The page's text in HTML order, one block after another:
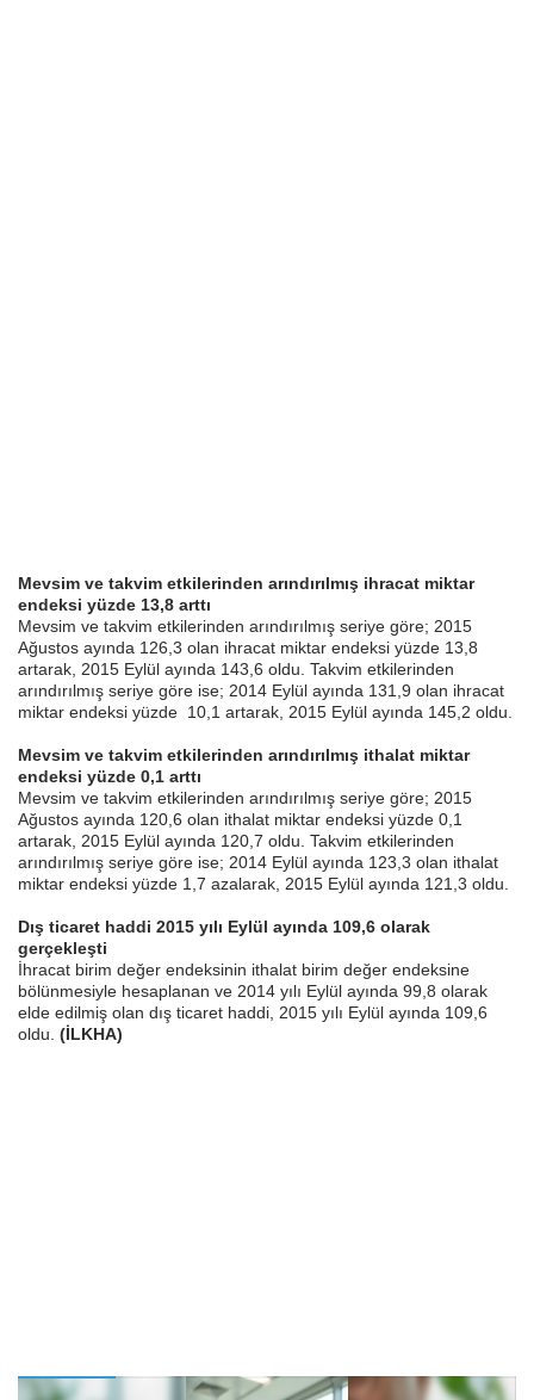
Mevsim ve takvim etkilerinden arındırılmış ihracat miktar
endeksi yüzde 13,8 arttı
Mevsim ve takvim etkilerinden arındırılmış seriye göre; 2015
Ağustos ayında 126,3 olan ihracat miktar endeksi yüzde 13,8
artarak, 2015 Eylül ayında 143,6 oldu. Takvim etkilerinden
arındırılmış seriye göre ise; 2014 Eylül ayında 131,9 olan ihracat
miktar endeksi yüzde 10,1 artarak, 2015 Eylül ayında 145,2 oldu.
Mevsim ve takvim etkilerinden arındırılmış ithalat miktar
endeksi yüzde 0,1 arttı
Mevsim ve takvim etkilerinden arındırılmış seriye göre; 2015
Ağustos ayında 120,6 olan ithalat miktar endeksi yüzde 0,1
artarak, 2015 Eylül ayında 120,7 oldu. Takvim etkilerinden
arındırılmış seriye göre ise; 2014 Eylül ayında 123,3 olan ithalat
miktar endeksi yüzde 1,7 azalarak, 2015 Eylül ayında 121,3 oldu.
Dış ticaret haddi 2015 yılı Eylül ayında 109,6 olarak
gerçekleşti
İhracat birim değer endeksinin ithalat birim değer endeksine
bölünmesiyle hesaplanan ve 2014 yılı Eylül ayında 99,8 olarak
elde edilmiş olan dış ticaret haddi, 2015 yılı Eylül ayında 109,6
oldu. (İLKHA)